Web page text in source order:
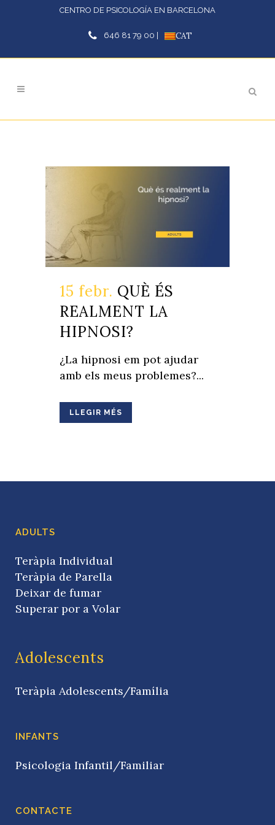
CENTRO DE PSICOLOGÍA EN BARCELONA
646 81 79 00 | CAT
15 febr. QUÈ ÉS
REALMENT LA
HIPNOSI?
¿La hipnosi em pot ajudar
amb els meus problemes?...
LLEGIR MÉS
ADULTS
Teràpia Individual
Teràpia de Parella
Deixar de fumar
Superar por a Volar
Adolescents
Teràpia Adolescents/Família
INFANTS
Psicologia Infantil/Familiar
CONTACTE